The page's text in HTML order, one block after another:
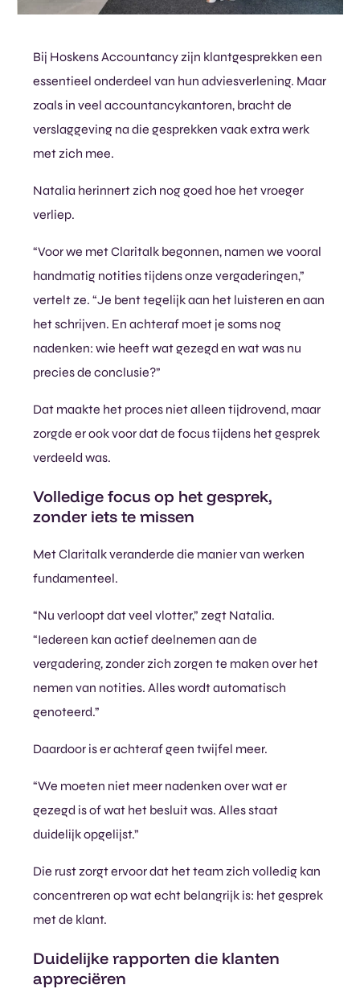
Bij Hoskens Accountancy zijn klantgesprekken een
essentieel onderdeel van hun adviesverlening. Maar
zoals in veel accountancykantoren, bracht de
verslaggeving na die gesprekken vaak extra werk
met zich mee.
Natalia herinnert zich nog goed hoe het vroeger
verliep.
“Voor we met Claritalk begonnen, namen we vooral
handmatig notities tijdens onze vergaderingen,”
vertelt ze. “Je bent tegelijk aan het luisteren en aan
het schrijven. En achteraf moet je soms nog
nadenken: wie heeft wat gezegd en wat was nu
precies de conclusie?”
Dat maakte het proces niet alleen tijdrovend, maar
zorgde er ook voor dat de focus tijdens het gesprek
verdeeld was.
Volledige focus op het gesprek,
zonder iets te missen
Met Claritalk veranderde die manier van werken
fundamenteel.
“Nu verloopt dat veel vlotter,” zegt Natalia.
“Iedereen kan actief deelnemen aan de
vergadering, zonder zich zorgen te maken over het
nemen van notities. Alles wordt automatisch
genoteerd.”
Daardoor is er achteraf geen twijfel meer.
“We moeten niet meer nadenken over wat er
gezegd is of wat het besluit was. Alles staat
duidelijk opgelijst.”
Die rust zorgt ervoor dat het team zich volledig kan
concentreren op wat echt belangrijk is: het gesprek
met de klant.
Duidelijke rapporten die klanten
appreciëren